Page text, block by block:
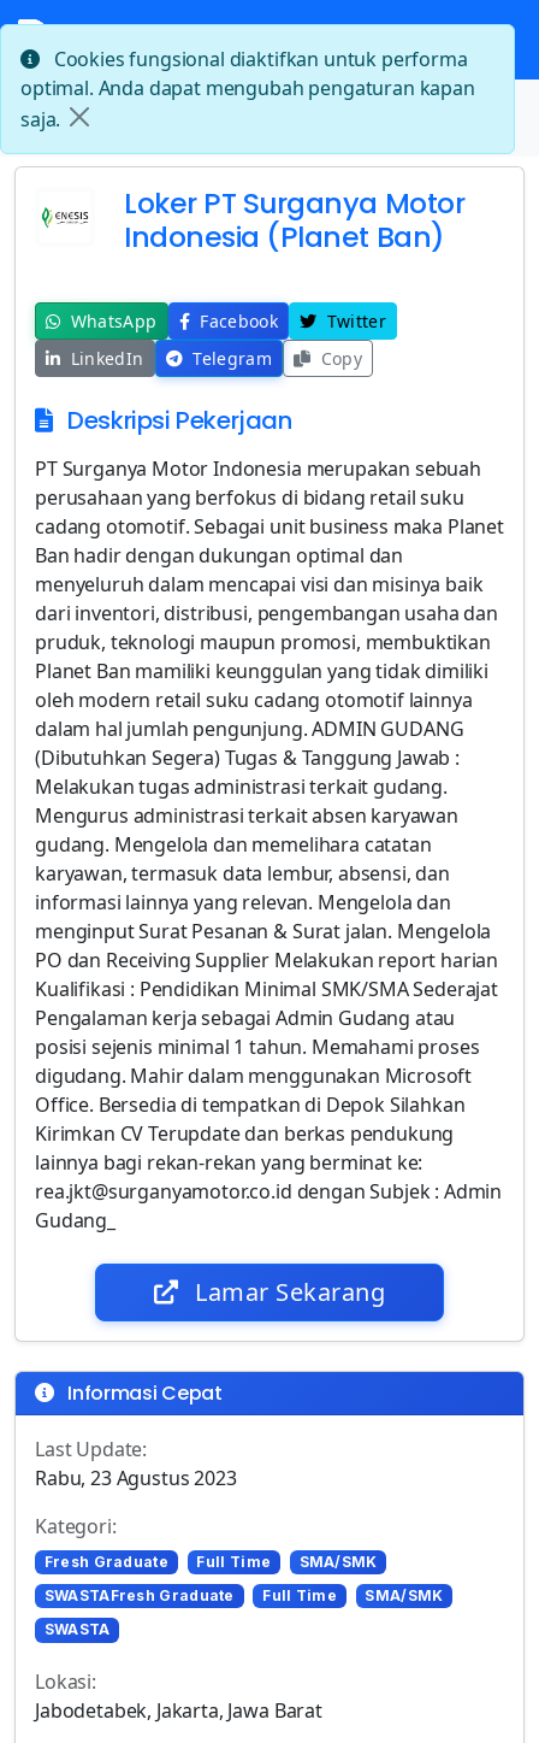
Beranda
Loker PT Surganya Motor Indonesia (Planet Ban)
Loker PT Surganya Motor
Indonesia (Planet Ban)
WhatsApp Facebook
Twitter
LinkedIn
Telegram Copy
Deskripsi Pekerjaan
PT Surganya Motor Indonesia merupakan sebuah
perusahaan yang berfokus di bidang retail suku
cadang otomotif. Sebagai unit business maka Planet
Ban hadir dengan dukungan optimal dan
menyeluruh dalam mencapai visi dan misinya baik
dari inventori, distribusi, pengembangan usaha dan
pruduk, teknologi maupun promosi, membuktikan
Planet Ban mamiliki keunggulan yang tidak dimiliki
oleh modern retail suku cadang otomotif lainnya
dalam hal jumlah pengunjung. ADMIN GUDANG
(Dibutuhkan Segera) Tugas & Tanggung Jawab :
Melakukan tugas administrasi terkait gudang.
Mengurus administrasi terkait absen karyawan
gudang. Mengelola dan memelihara catatan
karyawan, termasuk data lembur, absensi, dan
informasi lainnya yang relevan. Mengelola dan
menginput Surat Pesanan & Surat jalan. Mengelola
PO dan Receiving Supplier Melakukan report harian
Kualifikasi : Pendidikan Minimal SMK/SMA Sederajat
Pengalaman kerja sebagai Admin Gudang atau
posisi sejenis minimal 1 tahun. Memahami proses
digudang. Mahir dalam menggunakan Microsoft
Office. Bersedia di tempatkan di Depok Silahkan
Kirimkan CV Terupdate dan berkas pendukung
lainnya bagi rekan-rekan yang berminat ke:
rea.jkt@surganyamotor.co.id dengan Subjek : Admin
Gudang_
Lamar Sekarang
Informasi Cepat
Last Update:
Rabu, 23 Agustus 2023
Kategori:
Fresh Graduate Full Time
SMA/SMK
SWASTAFresh Graduate
Full Time
SMA/SMK
SWASTA
Lokasi:
Jabodetabek, Jakarta, Jawa Barat
Cookies fungsional diaktifkan untuk performa
optimal. Anda dapat mengubah pengaturan kapan
saja.